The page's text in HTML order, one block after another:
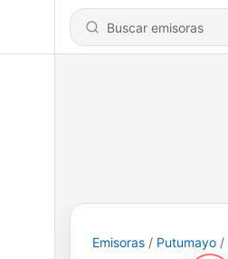
Emisoras Putumayo